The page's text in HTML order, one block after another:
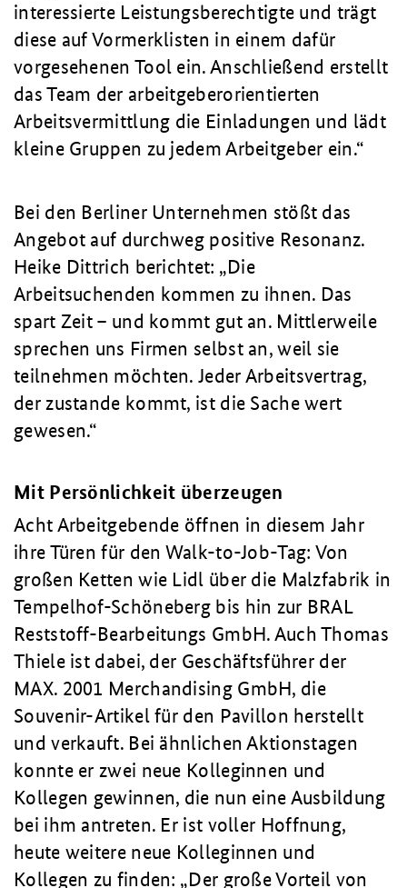
interessierte Leistungsberechtigte und trägt
diese auf Vormerklisten in einem dafür
vorgesehenen Tool ein. Anschließend erstellt
das Team der arbeitgeberorientierten
Arbeitsvermittlung die Einladungen und lädt
kleine Gruppen zu jedem Arbeitgeber ein.“
Bei den Berliner Unternehmen stößt das
Angebot auf durchweg positive Resonanz.
Heike Dittrich berichtet: „Die
Arbeitsuchenden kommen zu ihnen. Das
spart Zeit – und kommt gut an. Mittlerweile
sprechen uns Firmen selbst an, weil sie
teilnehmen möchten. Jeder Arbeitsvertrag,
der zustande kommt, ist die Sache wert
gewesen.“
Mit Persönlichkeit überzeugen
Acht Arbeitgebende öffnen in diesem Jahr
ihre Türen für den Walk-to-Job-Tag: Von
großen Ketten wie Lidl über die Malzfabrik in
Tempelhof-Schöneberg bis hin zur BRAL
Reststoff-Bearbeitungs GmbH. Auch Thomas
Thiele ist dabei, der Geschäftsführer der
MAX. 2001 Merchandising GmbH, die
Souvenir-Artikel für den Pavillon herstellt
und verkauft. Bei ähnlichen Aktionstagen
konnte er zwei neue Kolleginnen und
Kollegen gewinnen, die nun eine Ausbildung
bei ihm antreten. Er ist voller Hoffnung,
heute weitere neue Kolleginnen und
Kollegen zu finden: „Der große Vorteil von